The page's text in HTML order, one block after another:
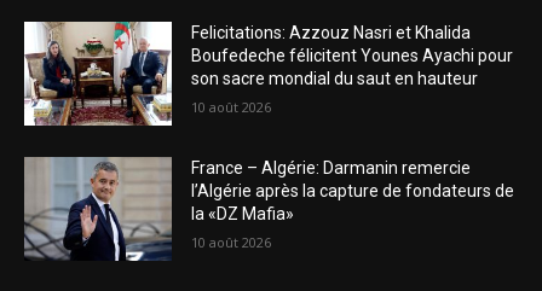
Felicitations: Azzouz Nasri et Khalida
Boufedeche félicitent Younes Ayachi pour
son sacre mondial du saut en hauteur
10 août 2026
France – Algérie: Darmanin remercie
l’Algérie après la capture de fondateurs de
la «DZ Mafia»
10 août 2026